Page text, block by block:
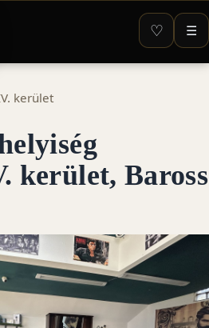
♡ ☰
kerület
kerület, Baross